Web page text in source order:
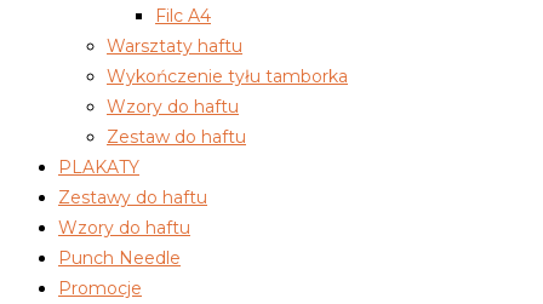
Filc A4
Warsztaty haftu
Wykończenie tyłu tamborka
Wzory do haftu
Zestaw do haftu
PLAKATY
Zestawy do haftu
Wzory do haftu
Punch Needle
Promocje